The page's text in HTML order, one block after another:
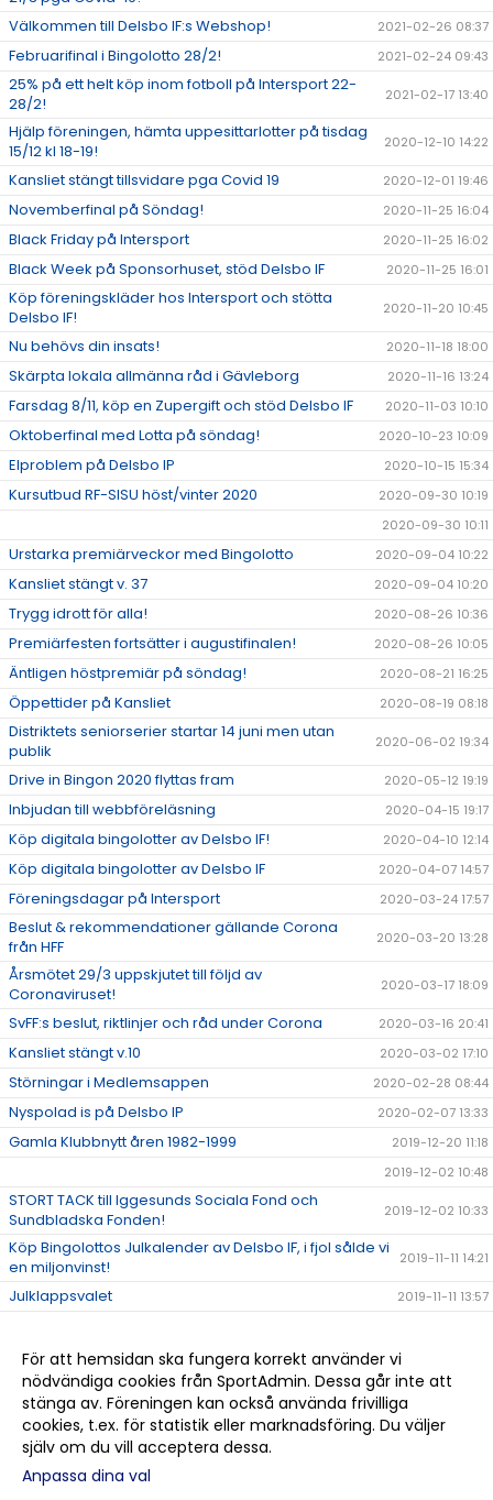
Välkommen till Delsbo IF:s Webshop! 2021-02-26 08:37
Februarifinal i Bingolotto 28/2! 2021-02-24 09:43
25% på ett helt köp inom fotboll på Intersport 22-
28/2!
2021-02-17 13:40
Hjälp föreningen, hämta uppesittarlotter på tisdag
15/12 kl 18-19!
2020-12-10 14:22
Kansliet stängt tillsvidare pga Covid 19 2020-12-01 19:46
Novemberfinal på Söndag! 2020-11-25 16:04
Black Friday på Intersport 2020-11-25 16:02
Black Week på Sponsorhuset, stöd Delsbo IF 2020-11-25 16:01
Köp föreningskläder hos Intersport och stötta
Delsbo IF!
2020-11-20 10:45
Nu behövs din insats! 2020-11-18 18:00
Skärpta lokala allmänna råd i Gävleborg 2020-11-16 13:24
Farsdag 8/11, köp en Zupergift och stöd Delsbo IF 2020-11-03 10:10
Oktoberfinal med Lotta på söndag! 2020-10-23 10:09
Elproblem på Delsbo IP 2020-10-15 15:34
Kursutbud RF-SISU höst/vinter 2020
2020-09-30 10:19
2020-09-30 10:11
Urstarka premiärveckor med Bingolotto 2020-09-04 10:22
Kansliet stängt v. 37 2020-09-04 10:20
Trygg idrott för alla! 2020-08-26 10:36
Premiärfesten fortsätter i augustifinalen! 2020-08-26 10:05
Äntligen höstpremiär på söndag! 2020-08-21 16:25
Öppettider på Kansliet 2020-08-19 08:18
Distriktets seniorserier startar 14 juni men utan
publik
2020-06-02 19:34
Drive in Bingon 2020 flyttas fram 2020-05-12 19:19
Inbjudan till webbföreläsning 2020-04-15 19:17
Köp digitala bingolotter av Delsbo IF! 2020-04-10 12:14
Köp digitala bingolotter av Delsbo IF 2020-04-07 14:57
Föreningsdagar på Intersport 2020-03-24 17:57
Beslut & rekommendationer gällande Corona
från HFF
2020-03-20 13:28
Årsmötet 29/3 uppskjutet till följd av
Coronaviruset!
2020-03-17 18:09
SvFF:s beslut, riktlinjer och råd under Corona 2020-03-16 20:41
Kansliet stängt v.10 2020-03-02 17:10
Störningar i Medlemsappen 2020-02-28 08:44
Nyspolad is på Delsbo IP 2020-02-07 13:33
Gamla Klubbnytt åren 1982-1999
2019-12-20 11:18
2019-12-02 10:48
STORT TACK till Iggesunds Sociala Fond och
Sundbladska Fonden!
2019-12-02 10:33
Köp Bingolottos Julkalender av Delsbo IF, i fjol sålde vi
en miljonvinst!
2019-11-11 14:21
Julklappsvalet 2019-11-11 13:57
Delsbo IF bjuder alla på bio via Sponsorhuset! 2019-11-05 16:01
Halvårsmöte söndag 17 nov. kl. 17.00 2019-11-04 16:20
STORT GRATTIS DELSBO IF!!! 2019-10-19 16:23
För att hemsidan ska fungera korrekt använder vi
nödvändiga cookies från SportAdmin. Dessa går inte att
stänga av. Föreningen kan också använda frivilliga
cookies, t.ex. för statistik eller marknadsföring. Du väljer
själv om du vill acceptera dessa.
Anpassa dina val